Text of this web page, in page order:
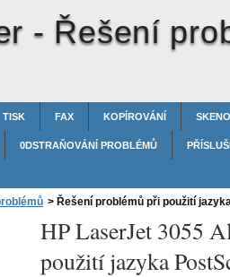
- Řešení
TISK FAX KOPÍROVÁNÍ
0DSTRAŇOVÁNÍ PROBLÉMŮ
> Řešení problémů při použití
HP LaserJet 3055
použití jazyka